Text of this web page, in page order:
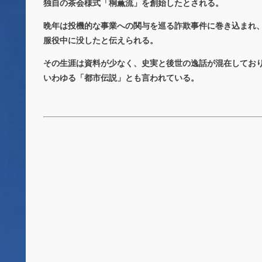
独自の茶会様式「桐薫流」を創始したとされる。
晩年は投機的な事業への関与を巡る詐欺事件に巻き込まれ
服役中に没したと伝えられる。
その生涯は資料が少なく、史実と後世の逸話が混在してお
いわゆる「都市伝説」とも言われている。